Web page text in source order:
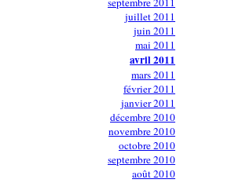
juillet 2011
juin 2011
mai 2011
avril 2011
mars 2011
février 2011
janvier 2011
décembre 2010
novembre 2010
octobre 2010
septembre 2010
août 2010